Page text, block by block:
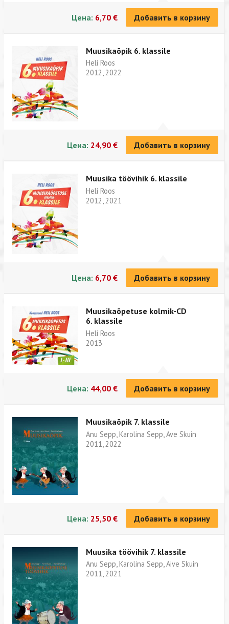
Цена: 6,70 € Добавить в корзину
Muusikaõpik 6. klassile
Heli Roos
2012, 2022
Цена: 24,90 € Добавить в корзину
Muusika töövihik 6. klassile
Heli Roos
2012, 2021
Цена: 6,70 € Добавить в корзину
Muusikaõpetuse kolmik-CD
6. klassile
Heli Roos
2013
Цена: 44,00 € Добавить в корзину
Muusikaõpik 7. klassile
Anu Sepp, Karolina Sepp, Ave Skuin
2011, 2022
Цена: 25,50 € Добавить в корзину
Muusika töövihik 7. klassile
Anu Sepp, Karolina Sepp, Aive Skuin
2011, 2021